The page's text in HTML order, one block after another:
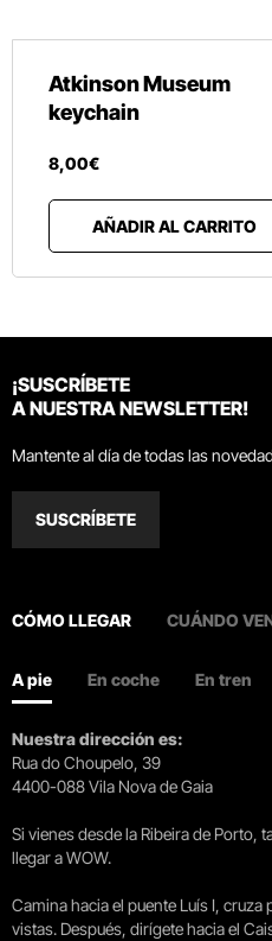
Atkinson Museum
keychain
8,00€
AÑADIR AL CARRITO
¡SUSCRÍBETE
A NUESTRA NEWSLETTER!
Mantente al día de todas las
SUSCRÍBETE
CÓMO LLEGAR CUÁNDO
A pie En coche En tren
Nuestra dirección es:
Rua do Choupelo, 39
4400-088 Vila Nova de Gaia
Si vienes desde la Ribeira de Porto,
llegar a WOW.
Camina hacia el puente Luís I,
vistas. Después, dirígete hacia el